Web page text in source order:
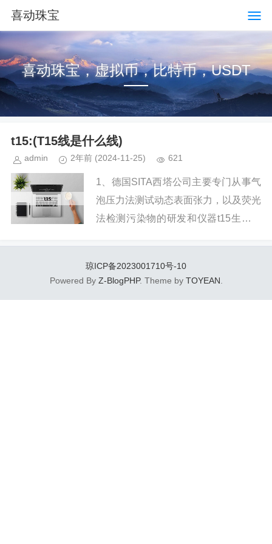
喜动珠宝
喜动珠宝，虚拟币，比特币，USDT
t15:(T15线是什么线)
admin 2年前 (2024-11-25) 621
1、德国SITA西塔公司主要专门从事气
泡压力法测试动态表面张力，以及荧光
法检测污染物的研发和仪器t15生产，
国可申请测试，预约上门...
琼ICP备2023001710号-10
Powered By Z-BlogPHP. Theme by TOYEAN